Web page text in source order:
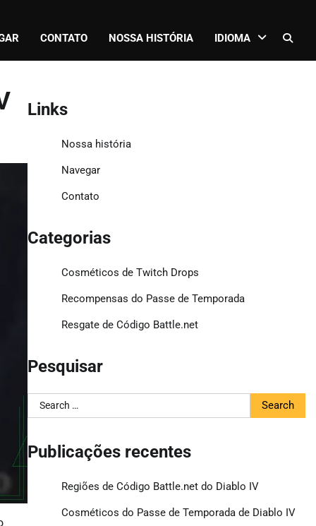
CONTATO NOSSA HISTÓRIA IDIOMA
Links
Nossa história
Navegar
Contato
Categorias
Cosméticos de Twitch Drops
Recompensas do Passe de Temporada
Resgate de Código Battle.net
Pesquisar
Search
for:
Publicações recentes
Regiões de Código Battle.net do Diablo IV
Cosméticos do Passe de Temporada de Diablo IV